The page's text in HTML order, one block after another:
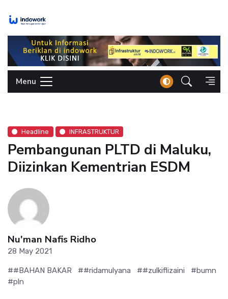
Menu
Headline INFRASTRUKTUR
Pembangunan PLTD di Maluku,
Diizinkan Kementrian ESDM
Nu'man Nafis Ridho
28 May 2021
##BAHAN BAKAR ##ridamulyana ##zulkiflizaini
#bumn
#pln